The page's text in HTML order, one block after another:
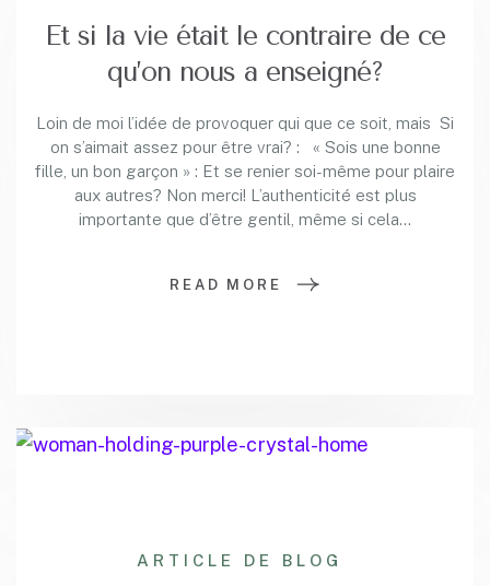
Et si la vie était le contraire de ce
qu’on nous a enseigné?
Loin de moi l’idée de provoquer qui que ce soit, mais Si
on s’aimait assez pour être vrai? : « Sois une bonne
fille, un bon garçon » : Et se renier soi-même pour plaire
aux autres? Non merci! L’authenticité est plus
importante que d’être gentil, même si cela…
READ MORE
ARTICLE DE BLOG